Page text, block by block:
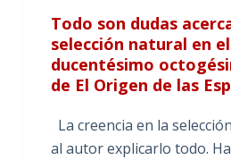
Todo son dudas
selección natural en
ducentésimo
de El Origen de las
La creencia en la
al autor explicarlo todo.